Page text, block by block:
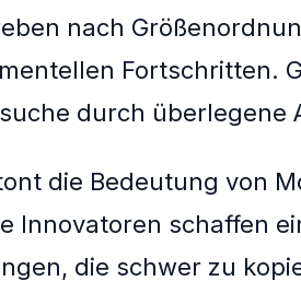
nach
Fortschritten.
durch überlegene
die Bedeutung von
Innovatoren schaffen
die schwer zu